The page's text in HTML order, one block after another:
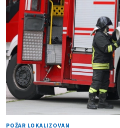
POŽAR LOKALIZOVAN